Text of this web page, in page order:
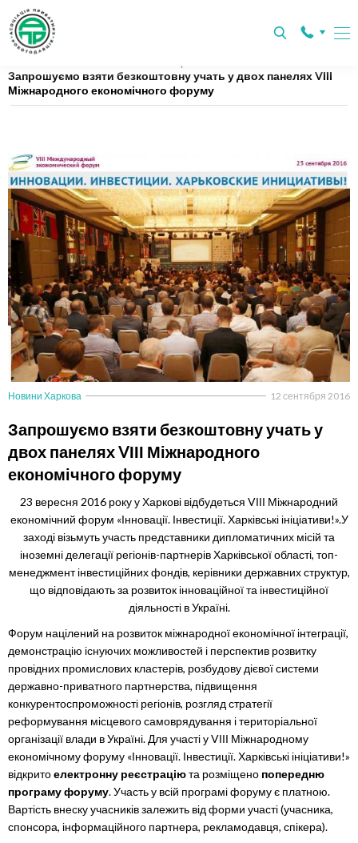
Запрошуємо взяти безкоштовну учать у двох панелях VІІІ
Міжнародного економічного форуму
Новини Харкова 12 сентября 2016
Запрошуємо взяти безкоштовну учать у
двох панелях VІІІ Міжнародного
економічного форуму
23 вересня 2016 року у Харкові відбудеться VІІІ Міжнародний
економічний форум «Інновації. Інвестиції. Харківські ініціативи!».У
заході візьмуть участь представники дипломатичних місій та
іноземні делегації регіонів-партнерів Харківської області, топ-
менеджмент інвестиційних фондів, керівники державних структур,
що відповідають за розвиток інноваційної та інвестиційної
діяльності в Україні.
Форум націлений на розвиток міжнародної економічної інтеграції,
демонстрацію існуючих можливостей і перспектив розвитку
провідних промислових кластерів, розбудову дієвої системи
державно-приватного партнерства, підвищення
конкурентоспроможності регіонів, розгляд стратегії
реформування місцевого самоврядування і територіальної
організації влади в Україні. Для участі у VІІІ Міжнародному
економічному форуму «Інновації. Інвестиції. Харківські ініціативи!»
відкритоелектронну реєстраціюта розміщено попередню
програму форуму. Участь у всій програмі форуму є платною.
Вартість внеску учасників залежить від форми участі (учасника,
спонсора, інформаційного партнера, рекламодавця, спікера).